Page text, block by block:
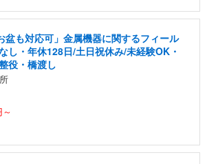
盆も対応可」金属機器に関するフィール
し・年休128日/土日祝休み/未経験OK・
役・橋渡し